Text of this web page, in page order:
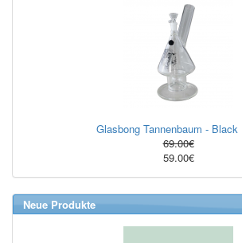
Glasbong Tannenbaum - Black
69.00€
59.00€
Neue Produkte